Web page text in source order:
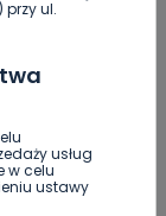
ul.
usług
w celu
ustawy
23 lata od